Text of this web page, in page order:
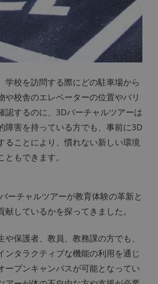
学校を訪問する際にどの駐車場から
や校舎のエレベーターの位置やバリ
認するのに、3Dバーチャルツアーは
障害を持っている方でも、事前に3D
ることにより、慣れない新しい環境
もできます。
ーチャルツアーが教育体験の革新と
しているかを探ってきました。
保護者、教員、教務課の方でも、
ンタラクティブな機能の利用を通じ
ープンキャンパスが可能となってい